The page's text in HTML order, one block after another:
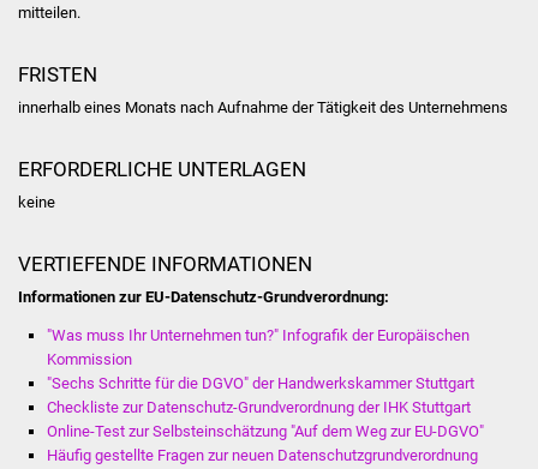
Veranstaltungen
Einrichtungen
Stadtbücherei
Stadtarchiv
mitteilen.
FRISTEN
innerhalb eines Monats nach Aufnahme der Tätigkeit des Unternehmens
ERFORDERLICHE UNTERLAGEN
keine
VERTIEFENDE INFORMATIONEN
Informationen zur EU-Datenschutz-Grundverordnung:
"Was muss Ihr Unternehmen tun?" Infografik der Europäischen
Kommission
"Sechs Schritte für die DGVO" der Handwerkskammer Stuttgart
Checkliste zur Datenschutz-Grundverordnung der IHK Stuttgart
Online-Test zur Selbsteinschätzung "Auf dem Weg zur EU-DGVO"
Häufig gestellte Fragen zur neuen Datenschutzgrundverordnung